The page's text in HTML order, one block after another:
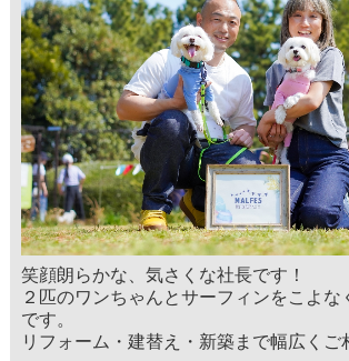
笑顔朗らかな、気さくな社長です！
２匹のワンちゃんとサーフィンをこよな
です。
リフォーム・建替え・新築まで幅広くご